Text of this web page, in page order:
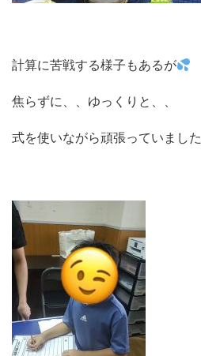
計算に苦戦する様子もあるが
焦らずに、、ゆっくりと、、
式を使いながら頑張っていました